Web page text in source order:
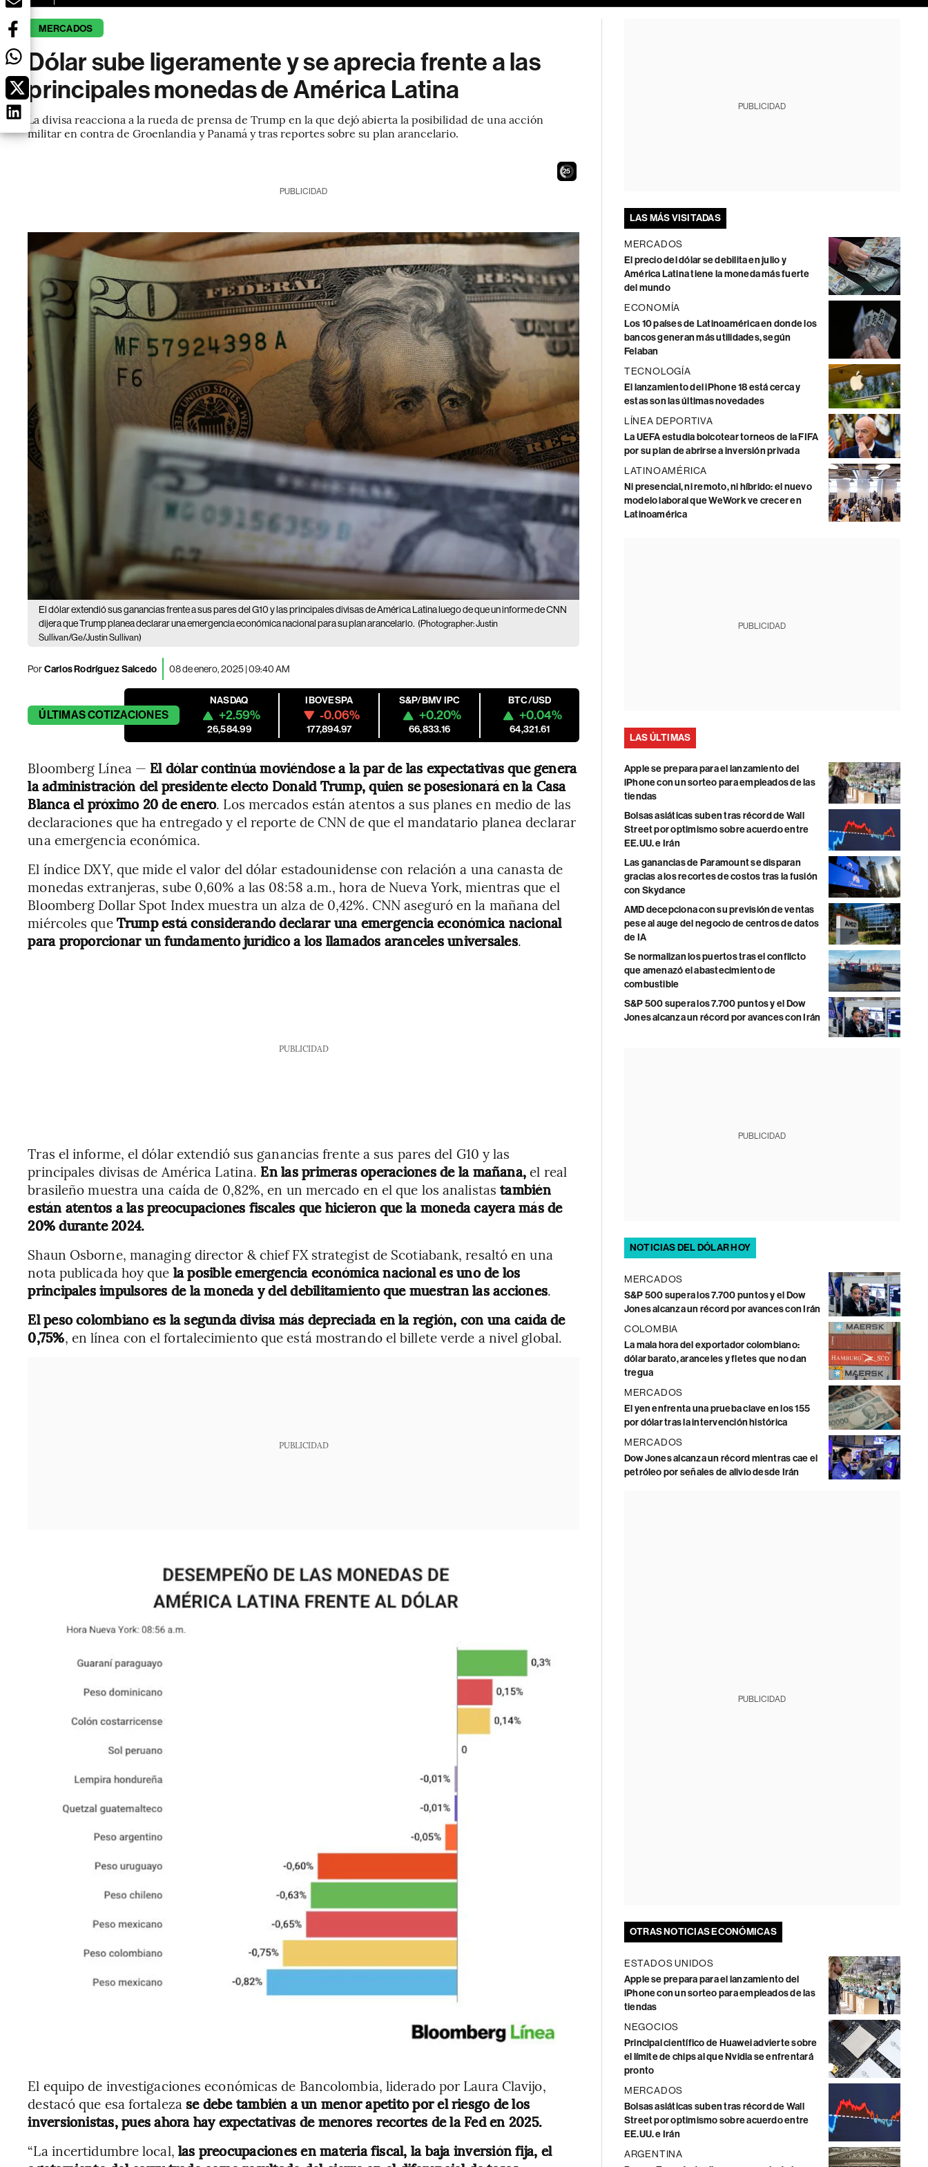
MERCADOS
Dólar sube ligeramente y se aprecia frente a las
principales monedas de América Latina
La divisa reacciona a la rueda de prensa de Trump en la que dejó abierta la posibilidad de una acción
militar en contra de Groenlandia y Panamá y tras reportes sobre su plan arancelario.
24
PUBLICIDAD
El dólar extendió sus ganancias frente a sus pares del G10 y las principales divisas de América Latina luego de que un informe de CNN
dijera que Trump planea declarar una emergencia económica nacional para su plan arancelario. (Photographer: Justin
Sullivan/Ge/Justin Sullivan)
PorCarlos Rodríguez Salcedo 08 de enero, 2025 | 09:40 AM
ÚLTIMASCOTIZACIONES
NASDAQ
+2.59%
26,584.99
IBOVESPA
-0.06%
177,894.97
S&P/BMV IPC
+0.20%
66,833.16
BTC/USD
+0.04%
64,321.61
Bloomberg Línea — El dólar continúa moviéndose a la par de las expectativas que genera
la administración del presidente electo Donald Trump, quien se posesionará en la Casa
Blanca el próximo 20 de enero. Los mercados están atentos a sus planes en medio de las
declaraciones que ha entregado y el reporte de CNN de que el mandatario planea declarar
una emergencia económica.
El índice DXY, que mide el valor del dólar estadounidense con relación a una canasta de
monedas extranjeras, sube 0,60% a las 08:58 a.m., hora de Nueva York, mientras que el
Bloomberg Dollar Spot Index muestra un alza de 0,42%. CNN aseguró en la mañana del
miércoles queTrump está considerando declarar una emergencia económica nacional
para proporcionar un fundamento jurídico a los llamados aranceles universales.
PUBLICIDAD
Tras el informe, el dólar extendió sus ganancias frente a sus pares del G10 y las
principales divisas de América Latina. En las primeras operaciones de la mañana,el real
brasileño muestra una caída de 0,82%, en un mercado en el que los analistastambién
están atentos a las preocupaciones fiscales que hicieron que la moneda cayera más de
20% durante 2024.
Shaun Osborne, managing director & chief FX strategist de Scotiabank, resaltó en una
nota publicada hoy que la posible emergencia económica nacional es uno de los
principales impulsores de la moneda y del debilitamiento que muestran las acciones.
El peso colombiano es la segunda divisa más depreciada en la región, con una caída de
0,75%, en línea con el fortalecimiento que está mostrando el billete verde a nivel global.
PUBLICIDAD
El equipo de investigaciones económicas de Bancolombia, liderado por Laura Clavijo,
destacó que esa fortaleza se debe también a un menor apetito por el riesgo de los
inversionistas, pues ahora hay expectativas de menores recortes de la Fed en 2025.
“La incertidumbre local, las preocupaciones en materia fiscal, la baja inversión fija, el
PUBLICIDAD
LAS MÁS VISITADAS
MERCADOS
El precio del dólar se debilita en julio y
América Latina tiene la moneda más fuerte
del mundo
ECONOMÍA
Los 10 países de Latinoamérica en donde los
bancos generan más utilidades, según
Felaban
TECNOLOGÍA
El lanzamiento del iPhone 18 está cerca y
estas son las últimas novedades
LÍNEA DEPORTIVA
La UEFA estudia boicotear torneos de la FIFA
por su plan de abrirse a inversión privada
LATINOAMÉRICA
Ni presencial, ni remoto, ni híbrido: el nuevo
modelo laboral que WeWork ve crecer en
Latinoamérica
PUBLICIDAD
LAS ÚLTIMAS
Apple se prepara para el lanzamiento del
iPhone con un sorteo para empleados de las
tiendas
Bolsas asiáticas suben tras récord de Wall
Street por optimismo sobre acuerdo entre
EE.UU. e Irán
Las ganancias de Paramount se disparan
gracias a los recortes de costos tras la fusión
con Skydance
AMD decepciona con su previsión de ventas
pese al auge del negocio de centros de datos
de IA
Se normalizan los puertos tras el conflicto
que amenazó el abastecimiento de
combustible
S&P 500 supera los 7.700 puntos y el Dow
Jones alcanza un récord por avances con Irán
PUBLICIDAD
NOTICIAS DEL DÓLAR HOY
MERCADOS
S&P 500 supera los 7.700 puntos y el Dow
Jones alcanza un récord por avances con Irán
COLOMBIA
La mala hora del exportador colombiano:
dólar barato, aranceles y fletes que no dan
tregua
MERCADOS
El yen enfrenta una prueba clave en los 155
por dólar tras la intervención histórica
MERCADOS
Dow Jones alcanza un récord mientras cae el
petróleo por señales de alivio desde Irán
PUBLICIDAD
OTRAS NOTICIAS ECONÓMICAS
ESTADOS UNIDOS
Apple se prepara para el lanzamiento del
iPhone con un sorteo para empleados de las
tiendas
NEGOCIOS
Principal científico de Huawei advierte sobre
el límite de chips al que Nvidia se enfrentará
pronto
MERCADOS
Bolsas asiáticas suben tras récord de Wall
Street por optimismo sobre acuerdo entre
EE.UU. e Irán
ARGENTINA